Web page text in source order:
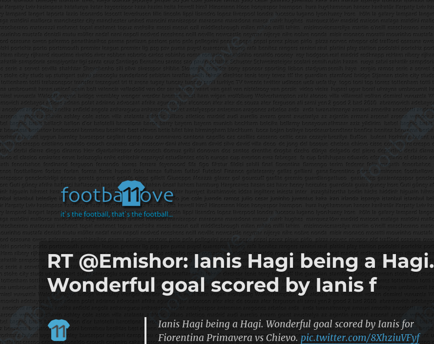
footbaLLove
it's the football, that's the football…
RT @Emishor: Ianis Hagi being a Hagi.
Wonderful goal scored by Ianis f
Ianis Hagi being a Hagi. Wonderful goal scored by Ianis for
Fiorentina Primavera vs Chievo. pic.twitter.com/8XhziuVFyf